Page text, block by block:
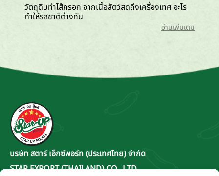
วัตถุดิบทำไส้กรอก จากเนื้อสัตว์สดถึงเครื่องเทศ อะไร
ทำให้รสชาติต่างกัน
อ่านเพิ่มเติม
บริษัท สตาร์ เอ็กซ์พอร์ท (ประเทศไทย) จำกัด
STAR EXPORT (THAILAND) CO., LTD.